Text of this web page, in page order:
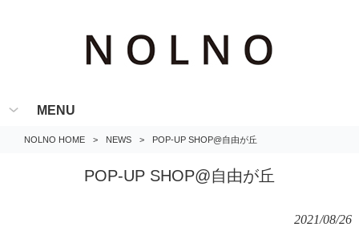
MENU
NOLNO HOME > NEWS > POP-UP SHOP@自由が丘
POP-UP SHOP@自由が丘
2021/08/26